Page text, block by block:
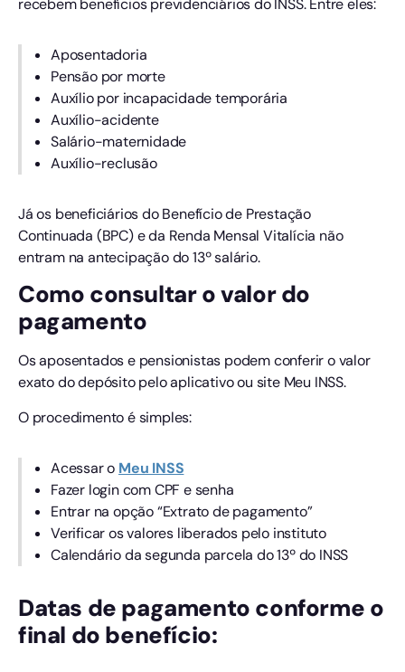
recebem benefícios previdenciários do INSS. Entre eles:
Aposentadoria
Pensão por morte
Auxílio por incapacidade temporária
Auxílio-acidente
Salário-maternidade
Auxílio-reclusão
Já os beneficiários do Benefício de Prestação
Continuada (BPC) e da Renda Mensal Vitalícia não
entram na antecipação do 13º salário.
Como consultar o valor do
pagamento
Os aposentados e pensionistas podem conferir o valor
exato do depósito pelo aplicativo ou site Meu INSS.
O procedimento é simples:
Acessar o Meu INSS
Fazer login com CPF e senha
Entrar na opção “Extrato de pagamento”
Verificar os valores liberados pelo instituto
Calendário da segunda parcela do 13º do INSS
Datas de pagamento conforme o
final do benefício: